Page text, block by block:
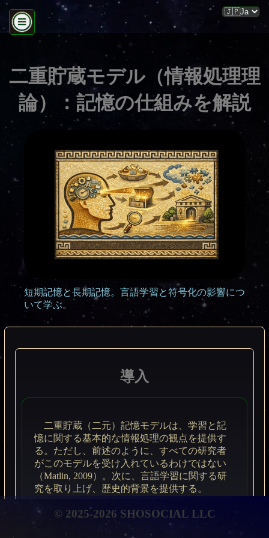
二重貯蔵モデル（情報処理理
論）：記憶の仕組みを解説
短期記憶と長期記憶。言語学習と符号化の影響につ
いて学ぶ。
導入
二重貯蔵（二元）記憶モデルは、学習と記
憶に関する基本的な情報処理の観点を提供す
る。ただし、前述のように、すべての研究者
がこのモデルを受け入れているわけではない
（Matlin, 2009）。次に、言語学習に関する研
究を取り上げ、歴史的背景を提供する。
© 2025-2026 SHOSOCIAL LLC